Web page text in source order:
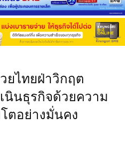
ยไทยฝ่าวิกฤต
นินธุรกิจด้วยความ
ตอย่างมั่นคง